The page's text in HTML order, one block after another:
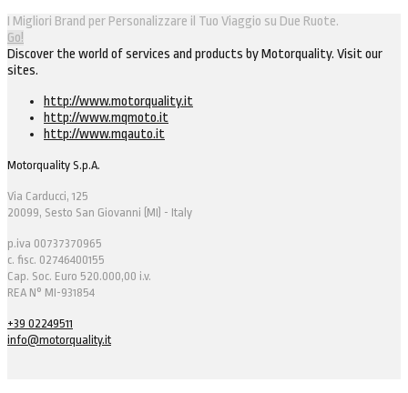
I Migliori Brand per Personalizzare il Tuo Viaggio su Due Ruote.
Go!
Discover the world of services and products by Motorquality. Visit our
sites.
http://www.motorquality.it
http://www.mqmoto.it
http://www.mqauto.it
Motorquality S.p.A.
Via Carducci, 125
20099, Sesto San Giovanni (MI) - Italy
p.iva 00737370965
c. fisc. 02746400155
Cap. Soc. Euro 520.000,00 i.v.
REA N° MI-931854
+39 02249511
info@motorquality.it